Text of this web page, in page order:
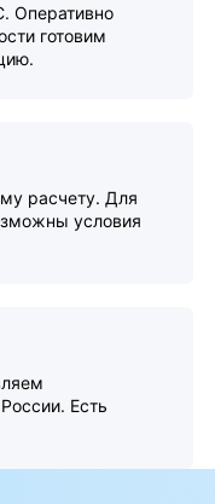
Оперативно
готовим
расчету. Для
условия
Есть